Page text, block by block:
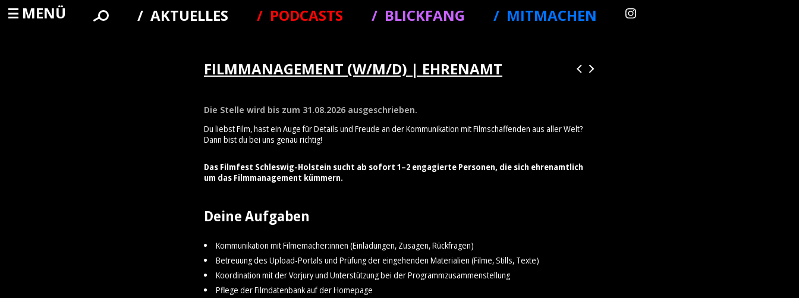
MENÜ AKTUELLES PODCASTS BLICKFANG MITMACHEN
FILMMANAGEMENT (W/M/D) | EHRENAMT
Die Stelle wird bis zum 31.08.2026 ausgeschrieben.
Du liebst Film, hast ein Auge für Details und Freude an der Kommunikation mit Filmschaffenden aus aller Welt?
Dann bist du bei uns genau richtig!
Das Filmfest Schleswig-Holstein sucht ab sofort 1–2 engagierte Personen, die sich ehrenamtlich
um das Filmmanagement kümmern.
Deine Aufgaben
Kommunikation mit Filmemacher:innen (Einladungen, Zusagen, Rückfragen)
Betreuung des Upload-Portals und Prüfung der eingehenden Materialien (Filme, Stills, Texte)
Koordination mit der Vorjury und Unterstützung bei der Programmzusammenstellung
Pflege der Filmdatenbank auf der Homepage